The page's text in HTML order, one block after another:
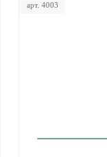
арт. 4003